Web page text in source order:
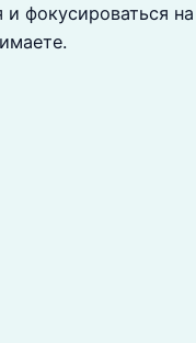
и фокусироваться